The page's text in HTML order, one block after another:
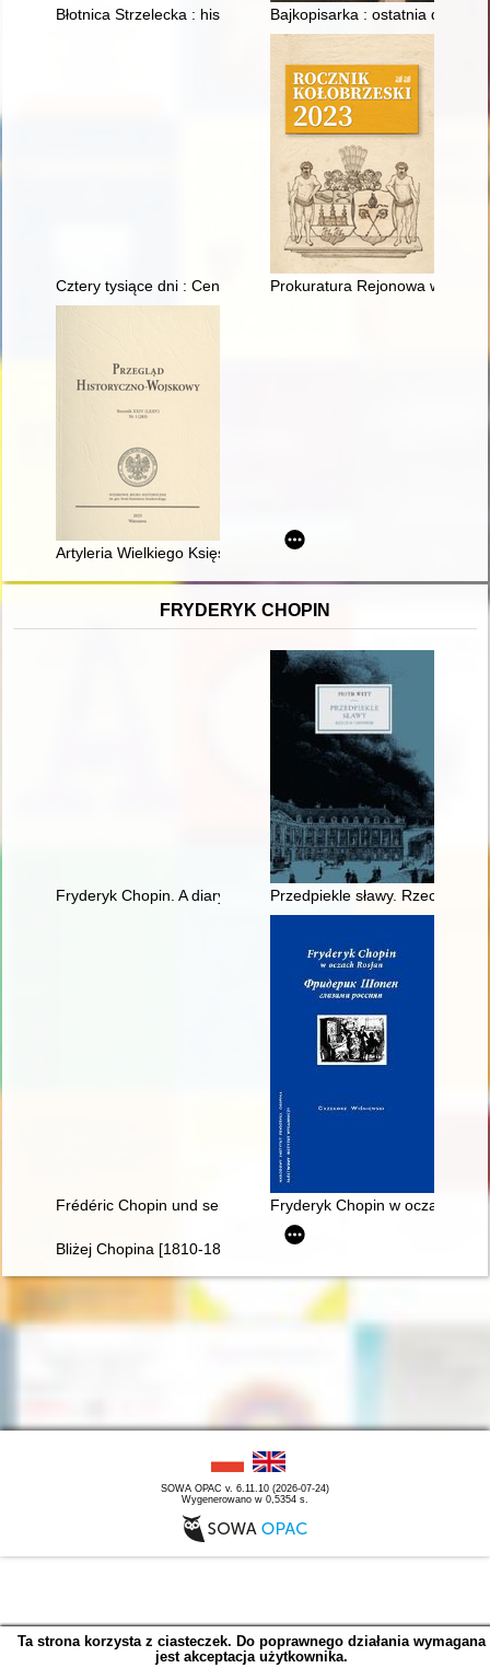
Błotnica Strzelecka : historia znana i nieznana = Blottnitz :
Bajkopisarka : ostatnia
Cztery tysiące dni : Centrum Kultury Chrześcijańskiej w
Prokuratura Rejonowa w
Artyleria Wielkiego Księstwa Litewskiego w latach 1700-1717
FRYDERYK CHOPIN
Fryderyk Chopin. A diary in images. Original idea and text by
Przedpiekle sławy. Rzecz o
Frédéric Chopin und seine Zeit Fryderyk Chopin w oczach
Bliżej Chopina [1810-1849]
SOWA OPAC v. 6.11.10 (2026-07-24)
Wygenerowano w 0,5354 s.
Ta strona korzysta z ciasteczek. Do poprawnego działania wymagana
jest akceptacja użytkownika.